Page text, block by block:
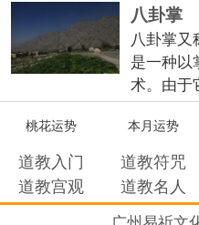
八卦掌
八卦掌又
是一种以
术。由于
桃花运势 本月运势
道教入门 道教符咒
道教宫观
道教名人